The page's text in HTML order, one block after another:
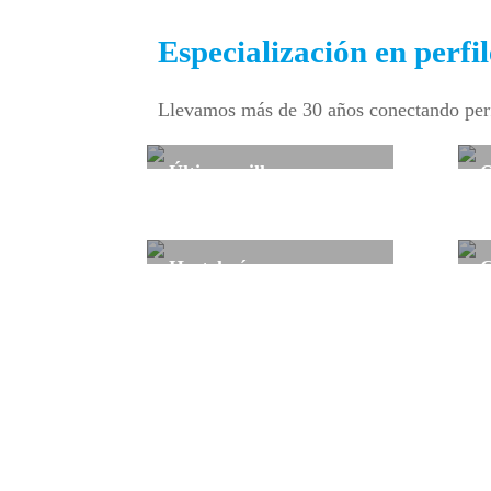
Especialización en
Llevamos más de 30 años conectando
Última milla
expertos en la distribución puerta a
Hostelería